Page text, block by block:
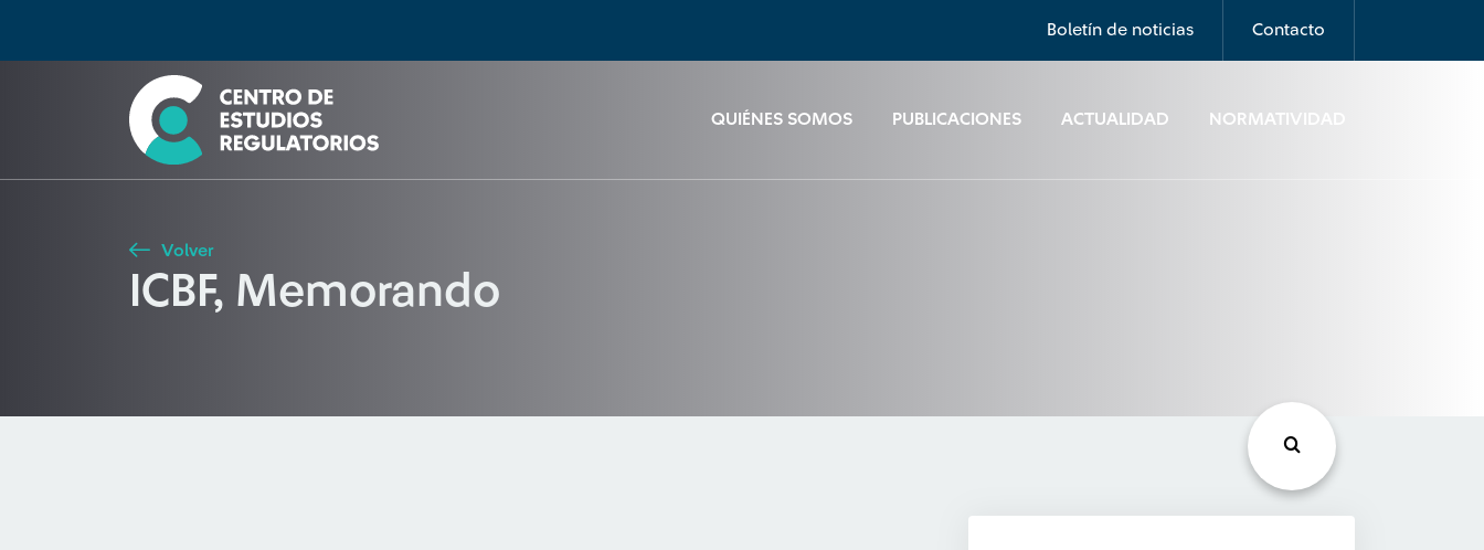
Boletín de noticias Contacto
QUIÉNES SOMOS PUBLICACIONES ACTUALIDAD NORMATIVIDAD
Seleccione país
Buscar
Volver
ICBF, Memorando